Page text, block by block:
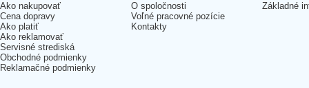
Ako nakupovať
Cena dopravy
Ako platiť
Ako reklamovať
Servisné strediská
Obchodné podmienky
Reklamačné podmienky
O spoločnosti
Voľné pracovné pozície
Kontakty
Základné